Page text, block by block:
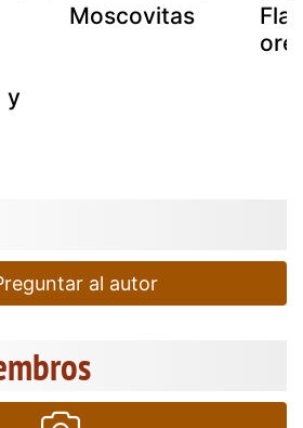
y
Moscovitas
al autor